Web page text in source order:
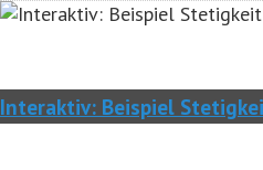
Interaktiv: Beispiel